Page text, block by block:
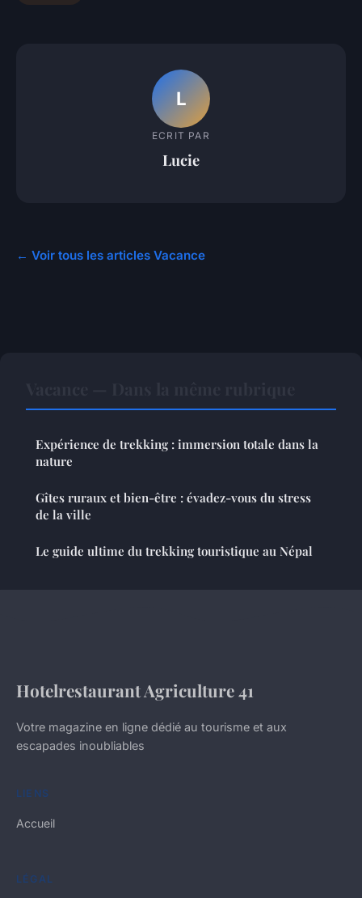
L
ECRIT PAR
Lucie
← Voir tous les articles Vacance
Expérience de trekking : immersion totale dans la
nature
Gîtes ruraux et bien-être : évadez-vous du stress
de la ville
Le guide ultime du trekking touristique au Népal
Hotelrestaurant Agriculture 41
Votre magazine en ligne dédié au tourisme et aux
escapades inoubliables
LIENS
Accueil
LÉGAL